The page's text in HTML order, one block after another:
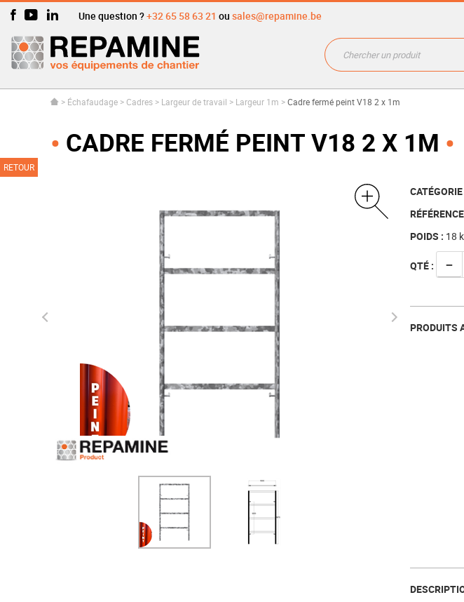
Une question ?+32 65 58 63 21 ou sales@repamine.be
> Échafaudage > Cadres > Largeur de travail > Largeur 1m >Cadre fermé peint V18 2 x 1m
CADRE FERMÉ PEINT V18 2 X 1M
CATÉGORIE
POIDS : 18
QTÉ : −
PRODUITS
RETOUR